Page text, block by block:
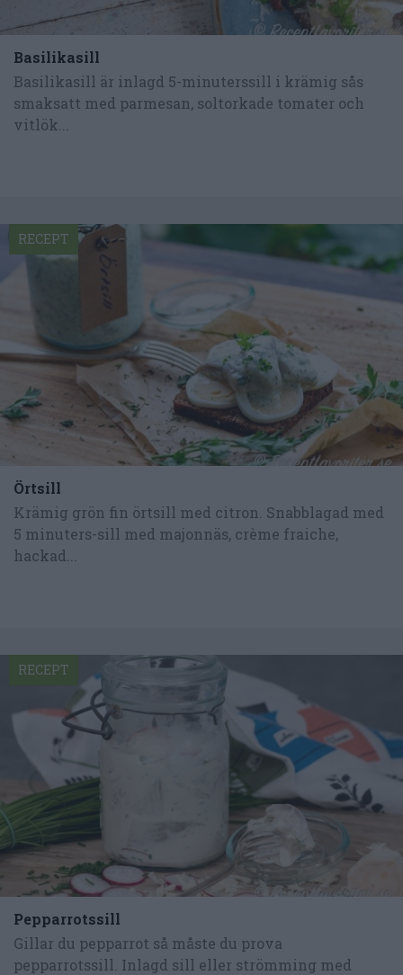
Basilikasill
Basilikasill är inlagd 5-minuterssill i krämig sås
smaksatt med parmesan, soltorkade tomater och
vitlök...
Örtsill
Krämig grön fin örtsill med citron. Snabblagad med
5 minuters-sill med majonnäs, crème fraiche,
hackad...
RECEPT
Pepparrotssill
Gillar du pepparrot så måste du prova
pepparrotssill. Inlagd sill eller strömming med
RECEPT